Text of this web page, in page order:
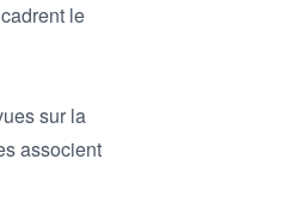
le
sur la
associent